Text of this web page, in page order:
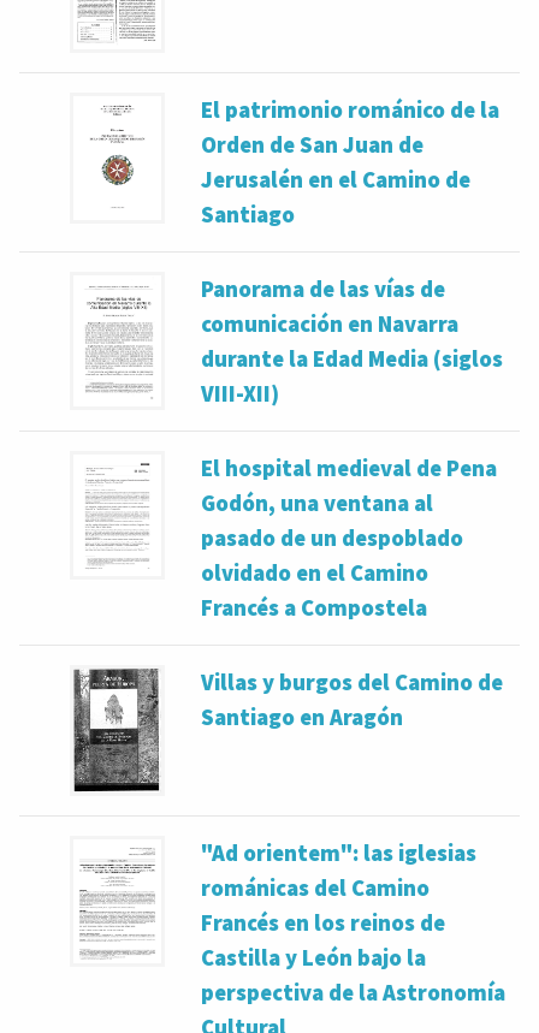
El patrimonio románico de la
Orden de San Juan de
Jerusalén en el Camino de
Santiago
Panorama de las vías de
comunicación en Navarra
durante la Edad Media (siglos
VIII-XII)
El hospital medieval de Pena
Godón, una ventana al
pasado de un despoblado
olvidado en el Camino
Francés a Compostela
Villas y burgos del Camino de
Santiago en Aragón
"Ad orientem": las iglesias
románicas del Camino
Francés en los reinos de
Castilla y León bajo la
perspectiva de la Astronomía
Cultural